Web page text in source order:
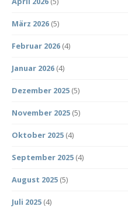
März 2026 (5)
Februar 2026 (4)
Januar 2026 (4)
Dezember 2025 (5)
November 2025 (5)
Oktober 2025 (4)
September 2025 (4)
August 2025 (5)
Juli 2025 (4)